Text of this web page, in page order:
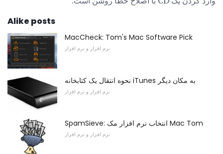
Alike posts
MacCheck: Tom's Mac Software Pick
نرم افزار و نرم افزار
نحوه انتقال یک کتابخانه iTunes به مکان دیگر
نرم افزار و نرم افزار
SpamSieve: انتخاب نرم افزار مک Mac Tom
نرم افزار و نرم افزار